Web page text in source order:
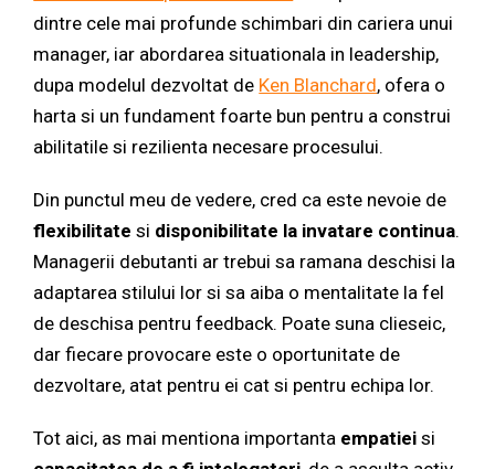
dintre cele mai profunde schimbari din cariera unui
manager, iar abordarea situationala in leadership,
dupa modelul dezvoltat de Ken Blanchard, ofera o
harta si un fundament foarte bun pentru a construi
abilitatile si rezilienta necesare procesului.
Din punctul meu de vedere, cred ca este nevoie de
flexibilitate si disponibilitate la invatare continua.
Managerii debutanti ar trebui sa ramana deschisi la
adaptarea stilului lor si sa aiba o mentalitate la fel
de deschisa pentru feedback. Poate suna clieseic,
dar fiecare provocare este o oportunitate de
dezvoltare, atat pentru ei cat si pentru echipa lor.
Tot aici, as mai mentiona importanta empatiei si